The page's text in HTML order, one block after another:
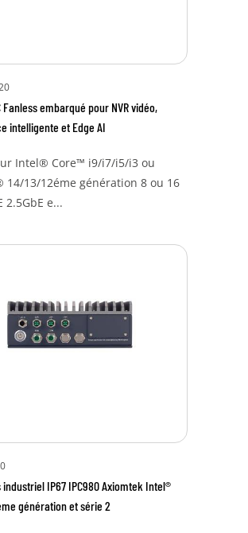
Fanless embarqué pour NVR vidéo,
intelligente et Edge AI
Intel® Core™ i9/i7/i5/i3 ou
14/13/12éme génération 8 ou 16
2.5GbE e...
industriel IP67 IPC980 Axiomtek Intel®
génération et série 2